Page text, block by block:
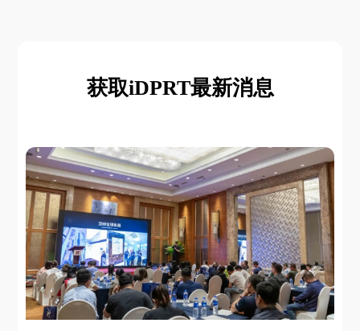
获取iDPRT最新消息